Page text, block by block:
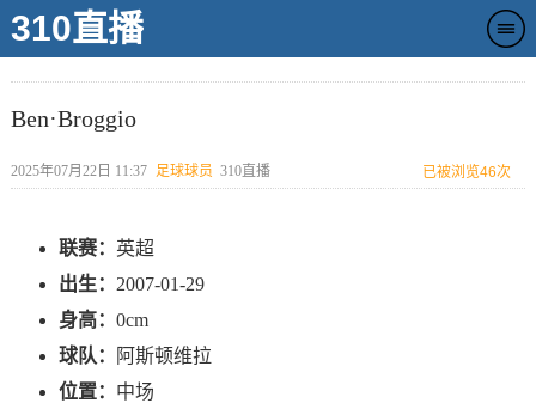
310直播
Ben·Broggio
2025年07月22日 11:37 足球球员 310直播 已被浏览46次
联赛： 英超
出生： 2007-01-29
身高： 0cm
球队：
阿斯顿维拉
位置： 中场